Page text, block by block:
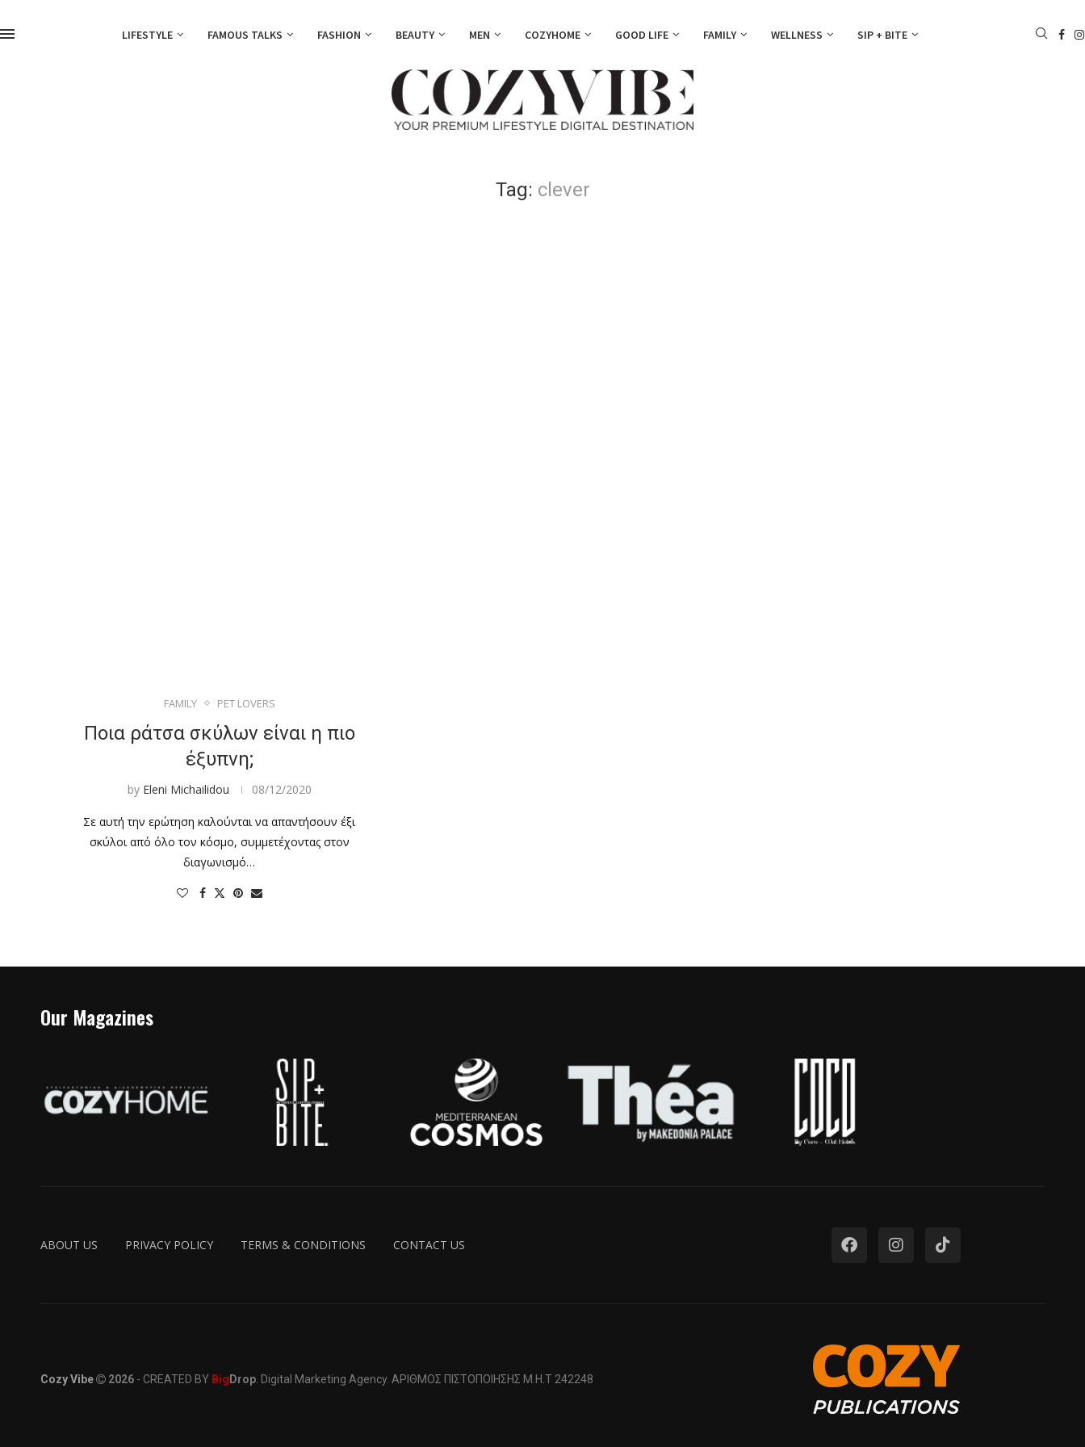
LIFESTYLE FAMOUS TALKS FASHION BEAUTY MEN COZYHOME GOOD LIFE FAMILY WELLNESS SIP + BITE
Tag: clever
FAMILY PET LOVERS
Ποια ράτσα σκύλων είναι η πιο
έξυπνη;
by Eleni Michailidou 08/12/2020
Σε αυτή την ερώτηση καλούνται να απαντήσουν έξι
σκύλοι από όλο τον κόσμο, συμμετέχοντας στον
διαγωνισμό…
Our Magazines
ABOUT US PRIVACY POLICY TERMS & CONDITIONS CONTACT US
Cozy Vibe 2026 - CREATED BY Big Drop . Digital Marketing Agency. ΑΡΙΘΜΟΣ ΠΙΣΤΟΠΟΙΗΣΗΣ Μ.Η.Τ 242248